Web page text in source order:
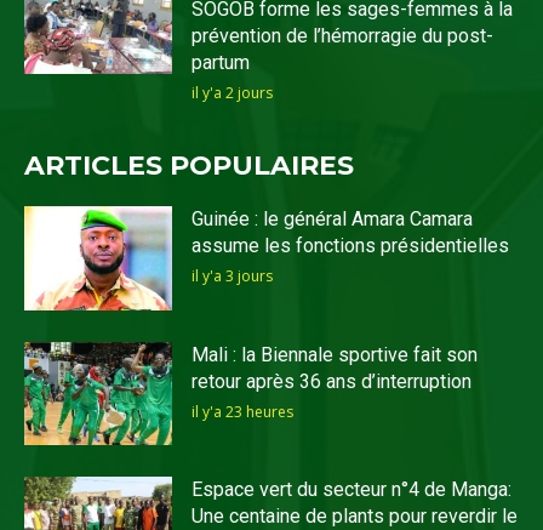
SOGOB forme les sages-femmes à la
prévention de l’hémorragie du post-
partum
il y'a 2 jours
ARTICLES POPULAIRES
Guinée : le général Amara Camara
assume les fonctions présidentielles
il y'a 3 jours
Mali : la Biennale sportive fait son
retour après 36 ans d’interruption
il y'a 23 heures
Espace vert du secteur n°4 de Manga:
Une centaine de plants pour reverdir le